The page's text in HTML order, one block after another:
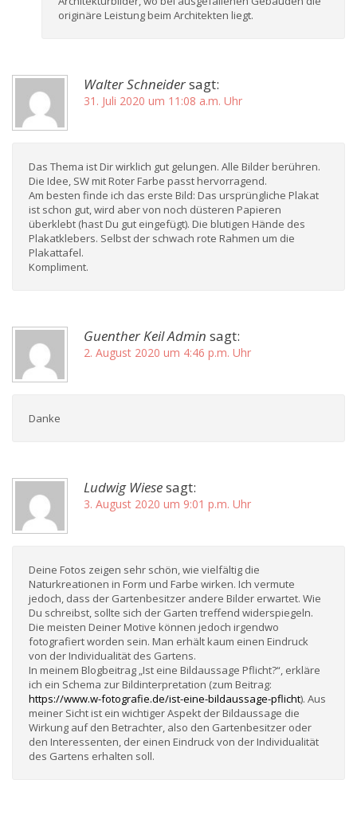
originäre Leistung beim Architekten liegt.
Walter Schneidersagt:
31. Juli 2020 um 11:08 a.m. Uhr
Das Thema ist Dir wirklich gut gelungen. Alle Bilder berühren.
Die Idee, SW mit Roter Farbe passt hervorragend.
Am besten finde ich das erste Bild: Das ursprüngliche Plakat
ist schon gut, wird aber von noch düsteren Papieren
überklebt (hast Du gut eingefügt). Die blutigen Hände des
Plakatklebers. Selbst der schwach rote Rahmen um die
Plakattafel.
Kompliment.
Guenther Keil Admin sagt:
2. August 2020 um 4:46 p.m. Uhr
Danke
Ludwig Wiesesagt:
3. August 2020 um 9:01 p.m. Uhr
Deine Fotos zeigen sehr schön, wie vielfältig die
Naturkreationen in Form und Farbe wirken. Ich vermute
jedoch, dass der Gartenbesitzer andere Bilder erwartet. Wie
Du schreibst, sollte sich der Garten treffend widerspiegeln.
Die meisten Deiner Motive können jedoch irgendwo
fotografiert worden sein. Man erhält kaum einen Eindruck
von der Individualität des Gartens.
In meinem Blogbeitrag „Ist eine Bildaussage Pflicht?“, erkläre
ich ein Schema zur Bildinterpretation (zum Beitrag:
https://www.w-fotografie.de/ist-eine-bildaussage-pflicht). Aus
meiner Sicht ist ein wichtiger Aspekt der Bildaussage die
Wirkung auf den Betrachter, also den Gartenbesitzer oder
den Interessenten, der einen Eindruck von der Individualität
des Gartens erhalten soll.